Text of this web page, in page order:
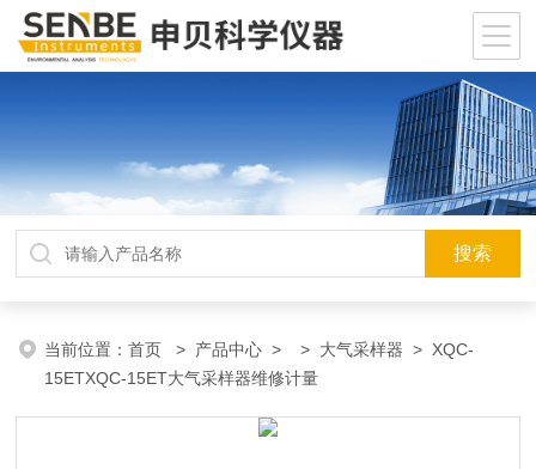
当前位置：首页 > 产品中心 > > 大气采样器 > XQC-
15ETXQC-15ET大气采样器维修计量